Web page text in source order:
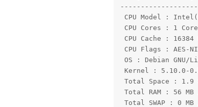
CPU Model :
CPU Cores : 1
CPU Cache : 16384
CPU Flags : AES-
OS : Debian GNU/
Kernel : 5.10.0-
Total Space : 1.9
Total RAM : 56
Total SWAP : 0 MB